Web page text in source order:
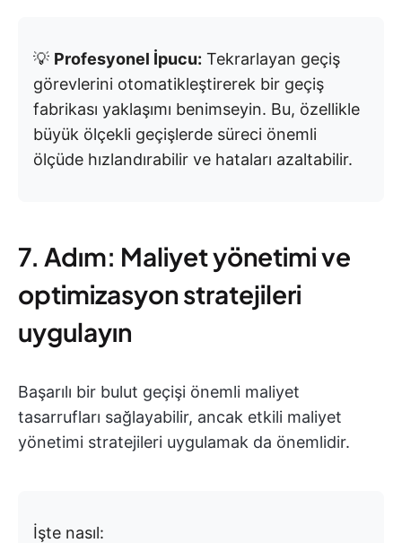
💡 Profesyonel İpucu: Tekrarlayan geçiş
görevlerini otomatikleştirerek bir geçiş
fabrikası yaklaşımı benimseyin. Bu, özellikle
büyük ölçekli geçişlerde süreci önemli
ölçüde hızlandırabilir ve hataları azaltabilir.
7. Adım: Maliyet yönetimi ve
optimizasyon stratejileri
uygulayın
Başarılı bir bulut geçişi önemli maliyet
tasarrufları sağlayabilir, ancak etkili maliyet
yönetimi stratejileri uygulamak da önemlidir.
İşte nasıl: